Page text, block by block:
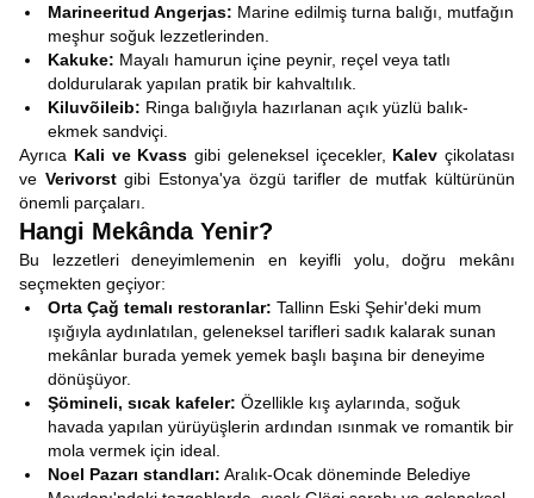
Marineeritud Angerjas: Marine edilmiş turna balığı, mutfağın
meşhur soğuk lezzetlerinden.
Kakuke: Mayalı hamurun içine peynir, reçel veya tatlı
doldurularak yapılan pratik bir kahvaltılık.
Kiluvõileib: Ringa balığıyla hazırlanan açık yüzlü balık-
ekmek sandviçi.
Ayrıca Kali ve Kvass gibi geleneksel içecekler, Kalev çikolatası
ve Verivorstgibi Estonya'ya özgü tarifler de mutfak kültürünün
önemli parçaları.
Hangi Mekânda Yenir?
Bu lezzetleri deneyimlemenin en keyifli yolu, doğru mekânı
seçmekten geçiyor:
Orta Çağ temalı restoranlar: Tallinn Eski Şehir'deki mum
ışığıyla aydınlatılan, geleneksel tarifleri sadık kalarak sunan
mekânlar burada yemek yemek başlı başına bir deneyime
dönüşüyor.
Şömineli, sıcak kafeler: Özellikle kış aylarında, soğuk
havada yapılan yürüyüşlerin ardından ısınmak ve romantik bir
mola vermek için ideal.
Noel Pazarı standları: Aralık-Ocak döneminde Belediye